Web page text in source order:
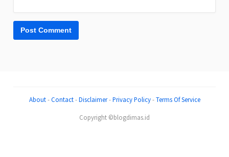
About-Contact-Disclaimer-Privacy Policy-Terms Of Service
Copyright ©blogdimas.id